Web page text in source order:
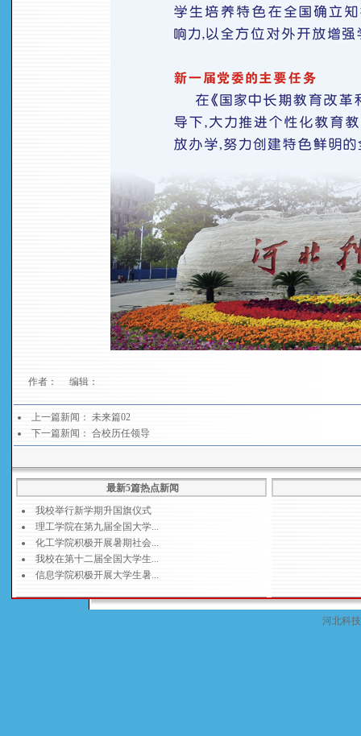
作者： 编辑：
上一篇新闻： 未来篇02
下一篇新闻： 合校历任领导
最新5篇热点新闻
河北科